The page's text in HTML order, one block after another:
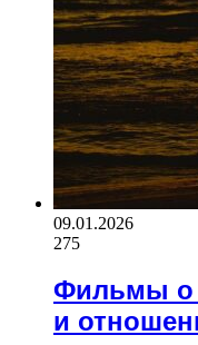
09.01.2026
275
Фильмы о
и